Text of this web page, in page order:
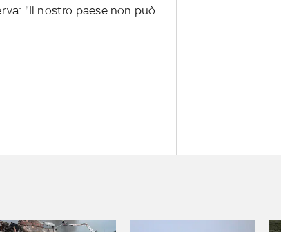
"Il nostro paese non può